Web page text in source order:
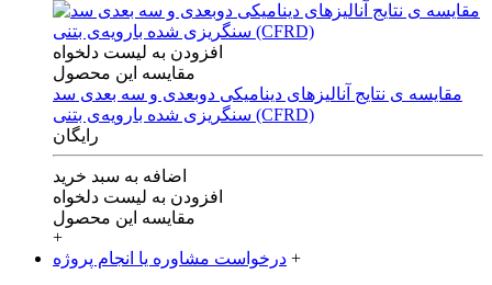
افزودن به لیست دلخواه
مقایسه این محصول
مقایسه ی‌ نتایج آنالیزهای‌ دینامیکی‌ دوبعدی‌ و‌ سه بعدی‌ سد
سنگریزی‌ شده با‌رویه‌ی‌ بتنی‌ (CFRD)
رایگان
اضافه به سبد خرید
افزودن به لیست دلخواه
مقایسه این محصول
+
درخواست مشاوره یا انجام پروژه +